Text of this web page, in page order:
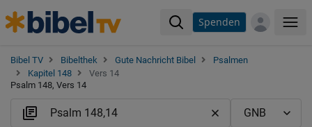
Spenden
Bibel TV Bibelthek Gute Nachricht Bibel
Psalmen
Kapitel 148
Vers 14
Psalm 148, Vers 14